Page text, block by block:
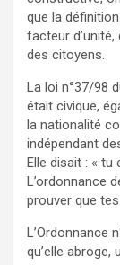
que la
facteur
des citoyens.
La loi n°37/98
était civique,
la nationalité
indépendant
Elle disait : « tu
L’ordonnance
prouver que
L’Ordonnance
qu’elle